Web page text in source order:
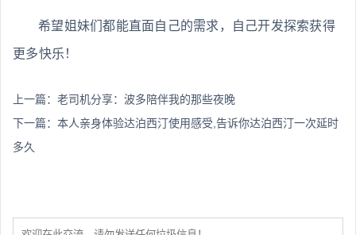
希望姐妹们都能直面自己的需求，自己开发探索获得
更多快乐！
上一篇： 老司机分享：波多陪伴我的那些夜晚
下一篇： 本人亲身体验达泊西汀使用感受,告诉你达泊西汀一次延时
多久